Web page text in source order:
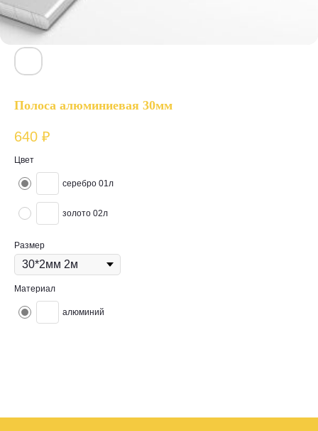
Полоса алюминиевая 30мм
640 ₽
Цвет
серебро 01л
золото 02л
Размер
Материал
алюминий